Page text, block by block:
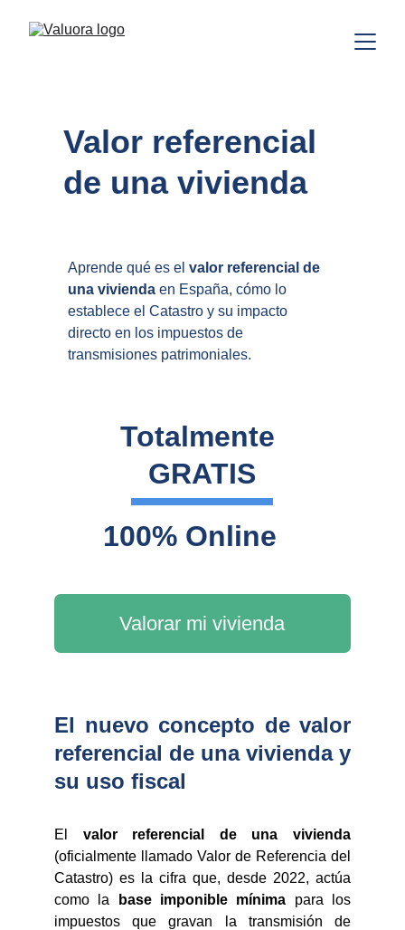
Valor referencial
de una vivienda
Aprende qué es el valor referencial de
una vivienda en España, cómo lo
establece el Catastro y su impacto
directo en los impuestos de
transmisiones patrimoniales.
Totalmente
GRATIS
Valorar mi vivienda
100% Online
El nuevo concepto de valor
referencial de una vivienda y
su uso fiscal
El valor referencial de una vivienda
(oficialmente llamado Valor de Referencia del
Catastro) es la cifra que, desde 2022, actúa
como la
base imponible mínima para los
impuestos que gravan la transmisión de